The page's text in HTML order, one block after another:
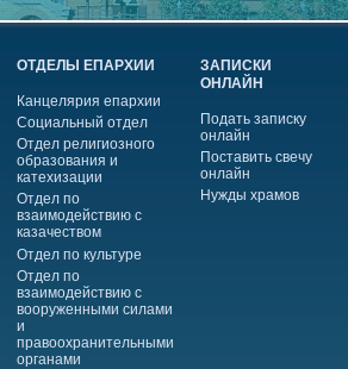
ОТДЕЛЫ ЕПАРХИИ
Канцелярия епархии
Социальный отдел
Отдел религиозного
образования и
катехизации
Отдел по
взаимодействию с
казачеством
Отдел по культуре
Отдел по
взаимодействию с
вооруженными силами
и
правоохранительными
органами
ЗАПИСКИ
ОНЛАЙН
Подать записку
онлайн
Поставить свечу
онлайн
Нужды храмов